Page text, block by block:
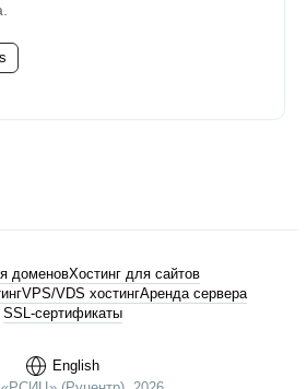
English
доменовХостинг для сайтов
VPS/VDS хостингАренда сервера
SSL-сертификаты